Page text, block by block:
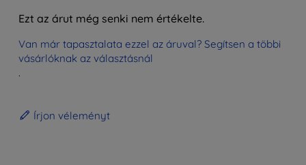
Ezt az árut még senki nem értékelte.
Van már tapasztalata ezzel az áruval? Segítsen a többi
vásárlóknak az választásnál
.
Írjon véleményt